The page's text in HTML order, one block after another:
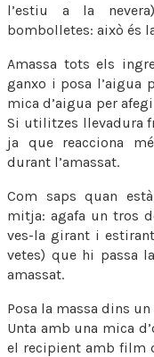
l’estiu a la
bombolletes: això és
Amassa tots els
ganxo i posa l’aigua
mica d’aigua per
Si utilitzes llevadura
ja que reacciona
durant l’amassat.
Com saps quan
mitja: agafa un tros
ves-la girant i
vetes) que hi passa
amassat.
Posa la massa dins
Unta amb una mica
el recipient amb film